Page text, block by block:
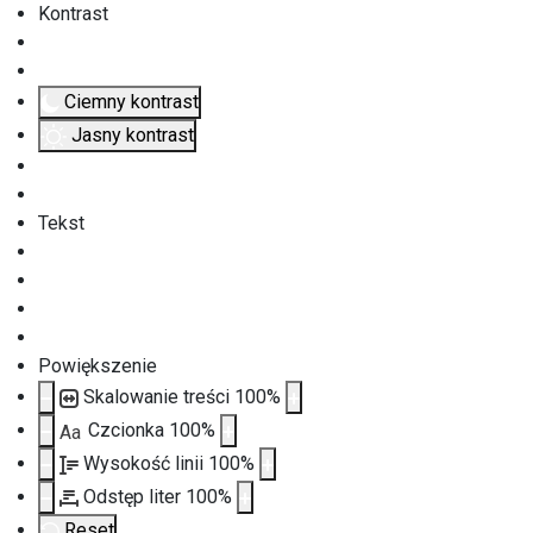
Kontrast
Ciemny kontrast
Jasny kontrast
Tekst
Powiększenie
Skalowanie treści 100%
Aa Czcionka 100%
Wysokość linii 100%
Odstęp liter 100%